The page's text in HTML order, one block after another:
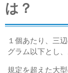
は？
１個あたり、三
グラム以下とし
規定を超えた大